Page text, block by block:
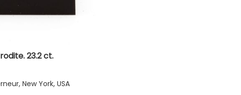
23.2 ct.
New York, USA